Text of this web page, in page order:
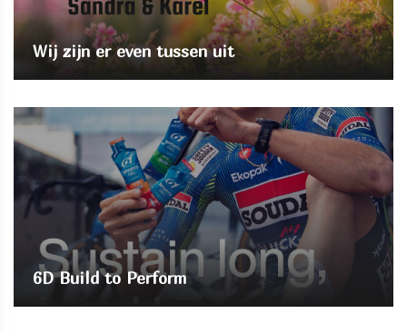
Wij zijn er even tussen uit
6D Build to Perform